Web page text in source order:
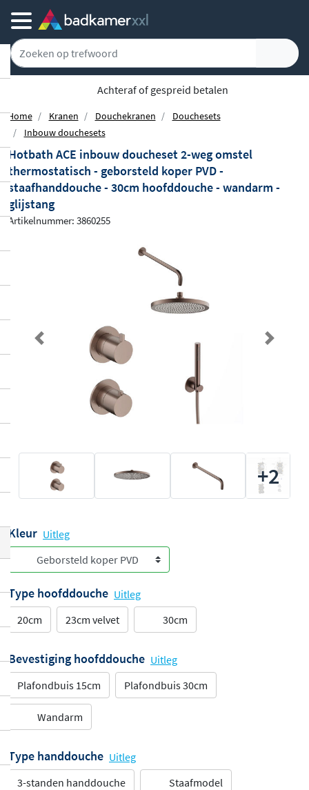
Achteraf of gespreid betalen
Home Kranen Douchekranen
Douchesets
Inbouw douchesets
Hotbath ACE inbouw doucheset 2-weg omstel
thermostatisch - geborsteld koper PVD -
staafhanddouche - 30cm hoofddouche - wandarm -
glijstang
Artikelnummer: 3860255
Previous Next
+2
Kleur Uitleg
Type hoofddouche Uitleg
20cm
23cm velvet 30cm
Bevestiging hoofddouche Uitleg
Plafondbuis 15cm
Plafondbuis 30cm
Wandarm
Type handdouche Uitleg
3-standen handdouche
Staafmodel